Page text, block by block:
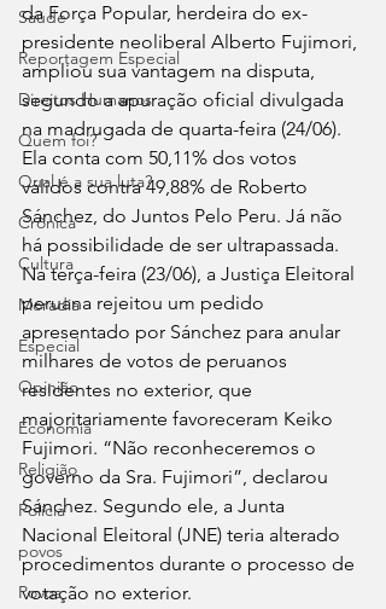
Saúde
Reportagem Especial
Direitos Humanos
Quem foi?
Qual é a sua luta?
Crônica
Cultura
Moradia
Especial
Opinião
Economia
Religião
Polícia
povos
Povos
da Força Popular, herdeira do ex-
presidente neoliberal Alberto Fujimori,
ampliou sua vantagem na disputa,
segundo a apuração oficial divulgada
na madrugada de quarta-feira (24/06).
Ela conta com 50,11% dos votos
válidos contra 49,88% de Roberto
Sánchez, do Juntos Pelo Peru. Já não
há possibilidade de ser ultrapassada.
Na terça-feira (23/06), a Justiça Eleitoral
peruana rejeitou um pedido
apresentado por Sánchez para anular
milhares de votos de peruanos
residentes no exterior, que
majoritariamente favoreceram Keiko
Fujimori. “Não reconheceremos o
governo da Sra. Fujimori”, declarou
Sánchez. Segundo ele, a Junta
Nacional Eleitoral (JNE) teria alterado
procedimentos durante o processo de
votação no exterior.